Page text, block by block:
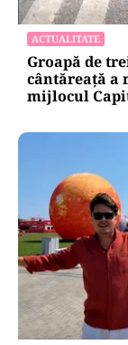
ACTUALITATE
Groapă de
cântăreață a
mijlocul